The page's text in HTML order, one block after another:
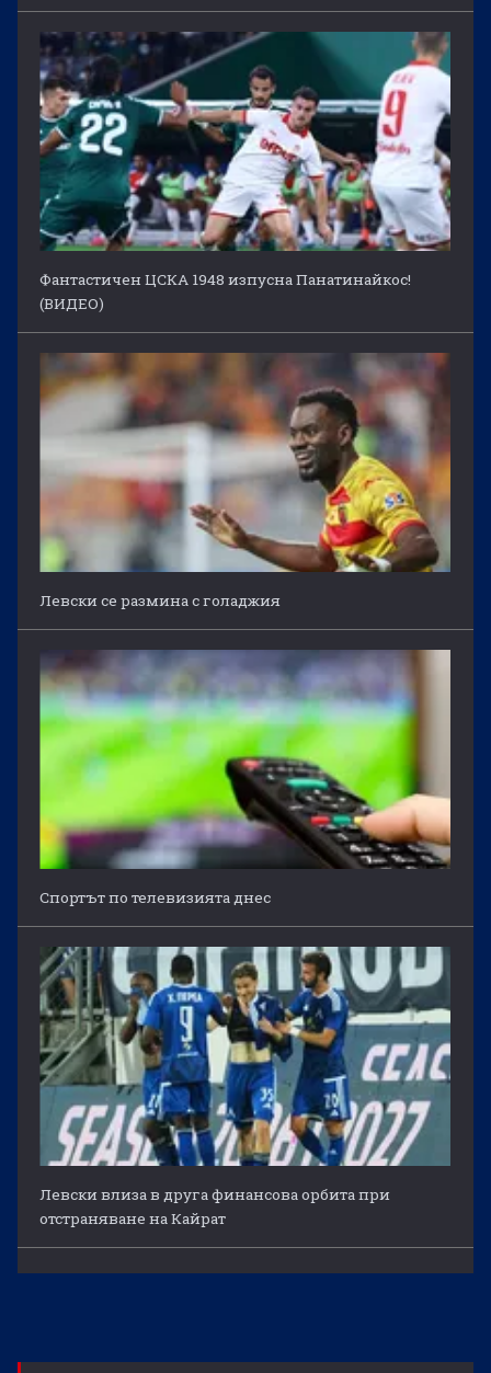
Фантастичен ЦСКА 1948 изпусна Панатинайкос!
(ВИДЕО)
Левски се размина с голаджия
Спортът по телевизията днес
Левски влиза в друга финансова орбита при
отстраняване на Кайрат